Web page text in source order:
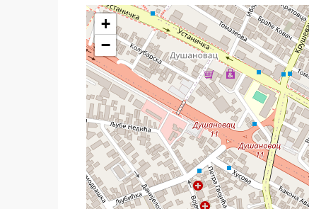
+
−